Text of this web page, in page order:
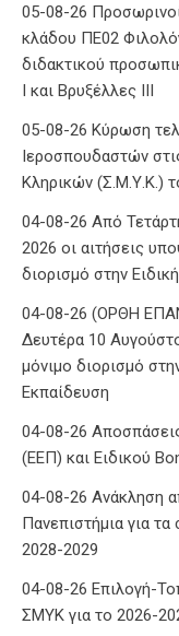
05-08-26
κλάδου ΠΕ02
διδακτικού
Ι και Βρυξέλλες ΙΙΙ
05-08-26 Κύρωση
Ιεροσπουδαστών
Κληρικών (Σ.Μ.Υ.Κ.)
04-08-26 Από
2026 οι αιτήσεις
διορισμό στην
04-08-26 (ΟΡΘΗ
Δευτέρα 10
μόνιμο διορισμό
Εκπαίδευση
04-08-26
(ΕΕΠ) και Ειδικού
04-08-26 Ανάκληση
Πανεπιστήμια για
2028-2029
04-08-26 Επιλογή-
ΣΜΥΚ για το 2026-